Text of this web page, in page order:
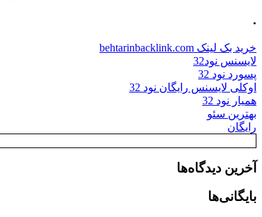
.
خرید بک لینک behtarinbacklink.com
لایسنس نود32
پسورد نود 32
اوکلی لایسنس رایگان نود 32
همیار نود 32
بهترین سئو
رایگان
آخرین دیدگاه‌ها
بایگانی‌ها